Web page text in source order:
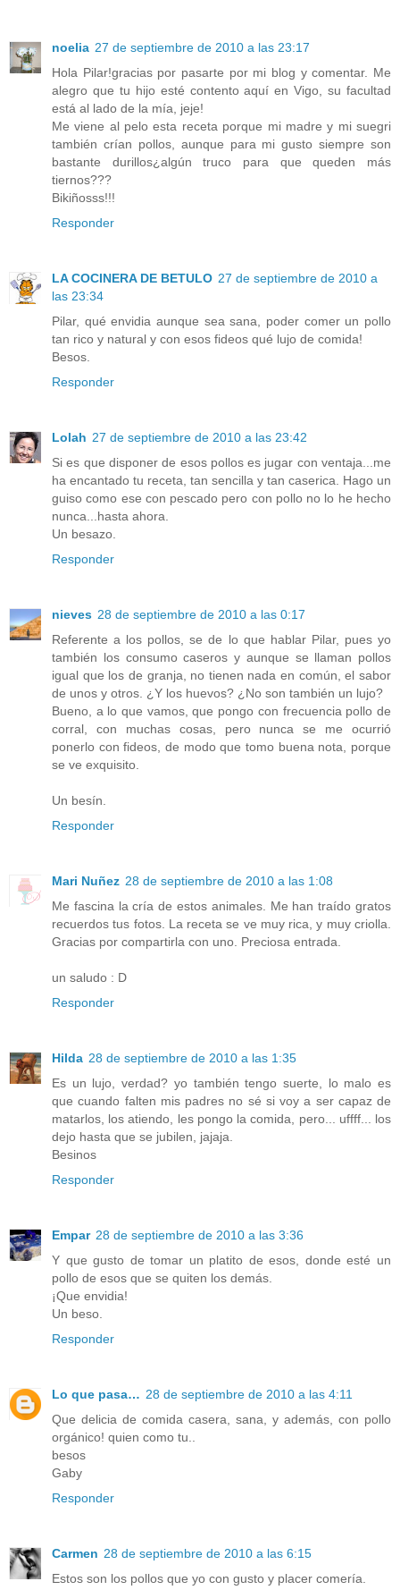
noelia 27 de septiembre de 2010 a las 23:17
Hola Pilar!gracias por pasarte por mi blog y comentar. Me
alegro que tu hijo esté contento aquí en Vigo, su facultad
está al lado de la mía, jeje!
Me viene al pelo esta receta porque mi madre y mi suegri
también crían pollos, aunque para mi gusto siempre son
bastante durillos¿algún truco para que queden más
tiernos???
Bikiñosss!!!
Responder
LA COCINERA DE BETULO 27 de septiembre de 2010 a
las 23:34
Pilar, qué envidia aunque sea sana, poder comer un pollo
tan rico y natural y con esos fideos qué lujo de comida!
Besos.
Responder
Lolah 27 de septiembre de 2010 a las 23:42
Si es que disponer de esos pollos es jugar con ventaja...me
ha encantado tu receta, tan sencilla y tan caserica. Hago un
guiso como ese con pescado pero con pollo no lo he hecho
nunca...hasta ahora.
Un besazo.
Responder
nieves 28 de septiembre de 2010 a las 0:17
Referente a los pollos, se de lo que hablar Pilar, pues yo
también los consumo caseros y aunque se llaman pollos
igual que los de granja, no tienen nada en común, el sabor
de unos y otros. ¿Y los huevos? ¿No son también un lujo?
Bueno, a lo que vamos, que pongo con frecuencia pollo de
corral, con muchas cosas, pero nunca se me ocurrió
ponerlo con fideos, de modo que tomo buena nota, porque
se ve exquisito.
Un besín.
Responder
Mari Nuñez 28 de septiembre de 2010 a las 1:08
Me fascina la cría de estos animales. Me han traído gratos
recuerdos tus fotos. La receta se ve muy rica, y muy criolla.
Gracias por compartirla con uno. Preciosa entrada.
un saludo : D
Responder
Hilda 28 de septiembre de 2010 a las 1:35
Es un lujo, verdad? yo también tengo suerte, lo malo es
que cuando falten mis padres no sé si voy a ser capaz de
matarlos, los atiendo, les pongo la comida, pero... uffff... los
dejo hasta que se jubilen, jajaja.
Besinos
Responder
Empar 28 de septiembre de 2010 a las 3:36
Y que gusto de tomar un platito de esos, donde esté un
pollo de esos que se quiten los demás.
¡Que envidia!
Un beso.
Responder
Lo que pasa… 28 de septiembre de 2010 a las 4:11
Que delicia de comida casera, sana, y además, con pollo
orgánico! quien como tu..
besos
Gaby
Responder
Carmen 28 de septiembre de 2010 a las 6:15
Estos son los pollos que yo con gusto y placer comería.